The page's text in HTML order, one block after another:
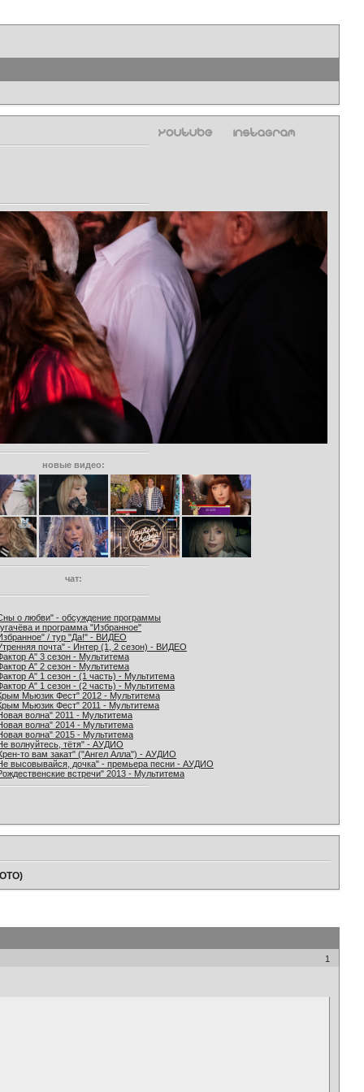
новые видео:
чат:
о любви" - обсуждение программы
и программа "Избранное"
/ тур "Да!" - ВИДЕО
почта" - Интер (1, 2 сезон) - ВИДЕО
А" 3 сезон - Мультитема
А" 2 сезон - Мультитема
А" 1 сезон - (1 часть) - Мультитема
А" 1 сезон - (2 часть) - Мультитема
Мьюзик Фест" 2012 - Мультитема
Мьюзик Фест" 2011 - Мультитема
волна" 2011 - Мультитема
волна" 2014 - Мультитема
волна" 2015 - Мультитема
волнуйтесь, тётя" - АУДИО
то вам закат" ("Ангел Алла") - АУДИО
высовывайся, дочка" - премьера песни - АУДИО
встречи" 2013 - Мультитема
1